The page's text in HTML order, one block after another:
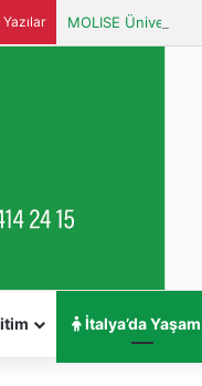
MOLISE
İtalya’da Yaşam